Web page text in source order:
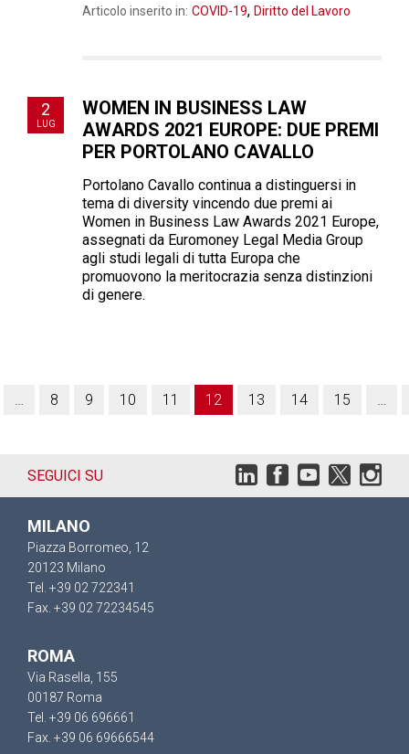
Articolo inserito in: COVID-19, Diritto del Lavoro
2
LUG
WOMEN IN BUSINESS LAW
AWARDS 2021 EUROPE: DUE PREMI
PER PORTOLANO CAVALLO
Portolano Cavallo continua a distinguersi in
tema di diversity vincendo due premi ai
Women in Business Law Awards 2021 Europe,
assegnati da Euromoney Legal Media Group
agli studi legali di tutta Europa che
promuovono la meritocrazia senza distinzioni
di genere.
… 8 9 10 11 12 13 14 15 …
SEGUICI SU
MILANO
Piazza Borromeo, 12
20123 Milano
Tel. +39 02 722341
Fax. +39 02 72234545
ROMA
Via Rasella, 155
00187 Roma
Tel. +39 06 696661
Fax. +39 06 69666544